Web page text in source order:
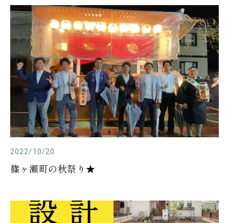
2022/10/20
篠ヶ瀬町の秋祭り★